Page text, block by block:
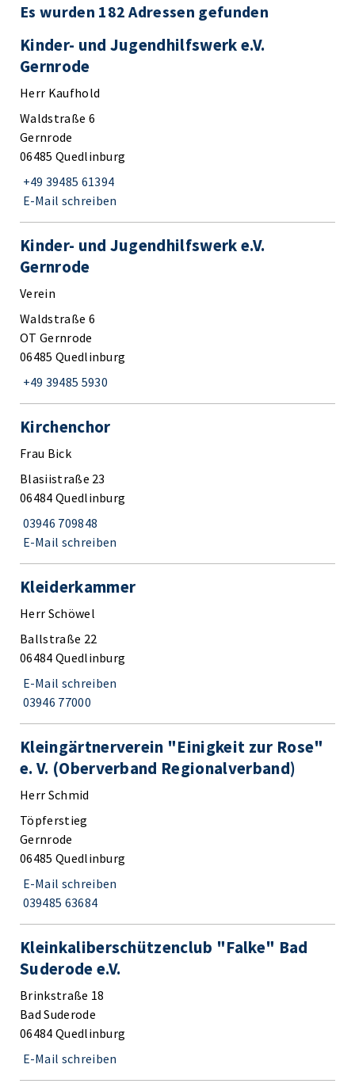
Es wurden 182 Adressen gefunden
Kinder- und Jugendhilfswerk e.V.
Gernrode
Herr Kaufhold
Waldstraße 6
Gernrode
06485 Quedlinburg
+49 39485 61394
E-Mail schreiben
Kinder- und Jugendhilfswerk e.V.
Gernrode
Verein
Waldstraße 6
OT Gernrode
06485 Quedlinburg
+49 39485 5930
Kirchenchor
Frau Bick
Blasiistraße 23
06484 Quedlinburg
03946 709848
E-Mail schreiben
Kleiderkammer
Herr Schöwel
Ballstraße 22
06484 Quedlinburg
E-Mail schreiben
03946 77000
Kleingärtnerverein "Einigkeit zur Rose"
e. V. (Oberverband Regionalverband)
Herr Schmid
Töpferstieg
Gernrode
06485 Quedlinburg
E-Mail schreiben
039485 63684
Kleinkaliberschützenclub "Falke" Bad
Suderode e.V.
Brinkstraße 18
Bad Suderode
06484 Quedlinburg
E-Mail schreiben